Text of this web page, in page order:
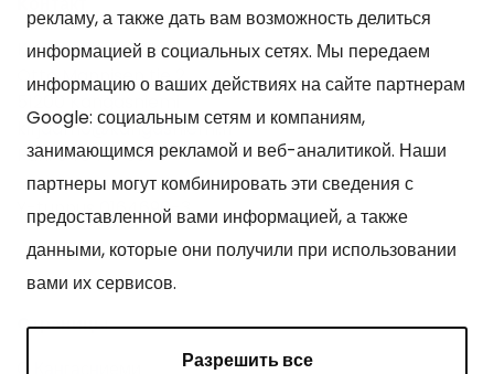
рекламу, а также дать вам возможность делиться
информацией в социальных сетях. Мы передаем
информацию о ваших действиях на сайте партнерам
Google: социальным сетям и компаниям,
занимающимся рекламой и веб-аналитикой. Наши
партнеры могут комбинировать эти сведения с
предоставленной вами информацией, а также
данными, которые они получили при использовании
вами их сервисов.
Разрешить все
Kangasniemen kunta
Otto Mannisen tie 2
51200 Kangasniemi
kirjaamo@kangasniemi.fi
Puh. 040 719 9370
Y-tunnus 0164690-3
Cтраницы